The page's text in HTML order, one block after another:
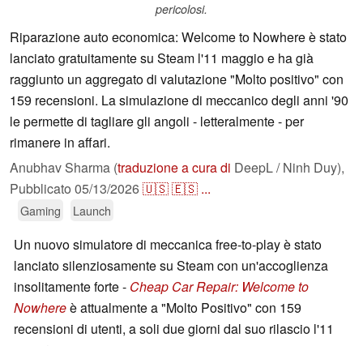
pericolosi.
Riparazione auto economica: Welcome to Nowhere è stato
lanciato gratuitamente su Steam l'11 maggio e ha già
raggiunto un aggregato di valutazione "Molto positivo" con
159 recensioni. La simulazione di meccanico degli anni '90
le permette di tagliare gli angoli - letteralmente - per
rimanere in affari.
Anubhav Sharma (traduzione a cura di DeepL / Ninh Duy),
Pubblicato 05/13/2026🇺🇸🇪🇸 ...
Gaming Launch
Un nuovo simulatore di meccanica free-to-play è stato
lanciato silenziosamente su Steam con un'accoglienza
insolitamente forte - Cheap Car Repair: Welcome to
Nowhereè attualmente a "Molto Positivo" con 159
recensioni di utenti, a soli due giorni dal suo rilascio l'11